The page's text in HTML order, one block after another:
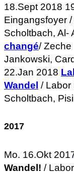
18.Sept 2018
Eingangsfoyer
Scholtbach, Al-
changé/ Zeche
Jankowski,
22.Jan 2018
Wandel / Labor
Scholtbach,
2017
Mo. 16.Okt
Wandel! /